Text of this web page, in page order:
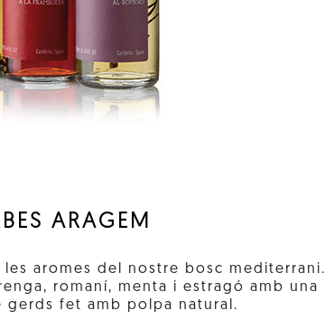
ARAGEM
aromes del nostre bosc mediterrani.
romaní, menta i estragó amb una
gerds fet amb polpa natural.